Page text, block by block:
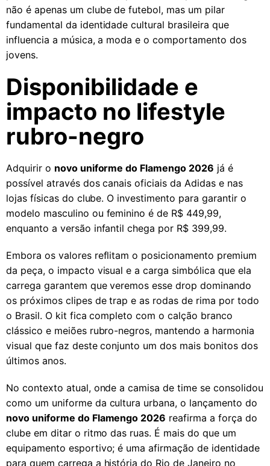
não é apenas um clube de futebol, mas um pilar
fundamental da identidade cultural brasileira que
influencia a música, a moda e o comportamento dos
jovens.
Disponibilidade e
impacto no lifestyle
rubro-negro
Adquirir o novo uniforme do Flamengo 2026 já é
possível através dos canais oficiais da Adidas e nas
lojas físicas do clube. O investimento para garantir o
modelo masculino ou feminino é de R$ 449,99,
enquanto a versão infantil chega por R$ 399,99.
Embora os valores reflitam o posicionamento premium
da peça, o impacto visual e a carga simbólica que ela
carrega garantem que veremos esse drop dominando
os próximos clipes de trap e as rodas de rima por todo
o Brasil. O kit fica completo com o calção branco
clássico e meiões rubro-negros, mantendo a harmonia
visual que faz deste conjunto um dos mais bonitos dos
últimos anos.
No contexto atual, onde a camisa de time se consolidou
como um uniforme da cultura urbana, o lançamento do
novo uniforme do Flamengo 2026 reafirma a força do
clube em ditar o ritmo das ruas. É mais do que um
equipamento esportivo; é uma afirmação de identidade
para quem carrega a história do Rio de Janeiro no